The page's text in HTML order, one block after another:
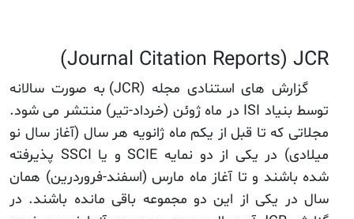
Journal Citation Reports) JCR)
گزارش های استنادی مجله (JCR) به صورت سالانه
توسط بنیاد ISI در ماه ژوئن (خرداد-تیر) منتشر می شود.
مجلاتی که تا قبل از یکم ماه ژانویه هر سال (آغاز سال نو
میلادی) در یکی از دو نمایه SCIE و یا SSCI پذیرفته
شده باشند و تا آغاز ماه مارس (اسفند-فروردرین) همان
سال در یکی از این دو مجموعه باقی مانده باشند. در